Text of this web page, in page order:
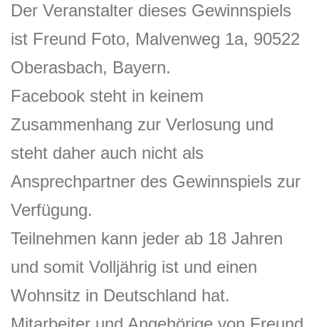
Der Veranstalter dieses Gewinnspiels
ist Freund Foto, Malvenweg 1a, 90522
Oberasbach, Bayern.
Facebook steht in keinem
Zusammenhang zur Verlosung und
steht daher auch nicht als
Ansprechpartner des Gewinnspiels zur
Verfügung.
Teilnehmen kann jeder ab 18 Jahren
und somit Volljährig ist und einen
Wohnsitz in Deutschland hat.